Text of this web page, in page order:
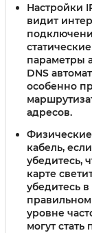
Настройки
видит
параметры
DNS
особенно
адресов.
кабель,
убедитесь,
карте
убедитесь
уровне
могут